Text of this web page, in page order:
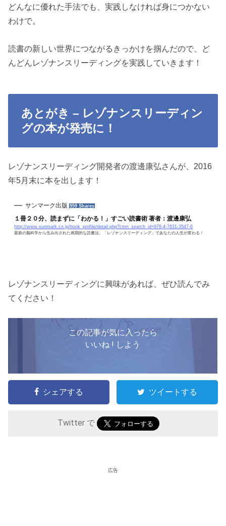
どんなに優れた手法でも、実践しなければ身につかない
わけで。
読書の新しい世界につながるきっかけを掴んだので、ど
んどんレゾナンスリーディングを実践していきます！
あとがき – レゾナンスリーディン
グの本が発売に！
レゾナンスリーディング開発者の渡邊康弘さんが、2016
年5月末に本を出します！
サンマーク出版 959 Shares
１冊２０分、読まずに「わかる！」すごい読書術 著者：渡邊康弘
http://www.sunmark.co.jp/book_profile/detail.php?cmn_search_id=978-4-7631-3547-6
最新の脳科学から生み出された画期的な読書法、「レゾナンスリーディング」であなたの人生が変わる！
レゾナンスリーディングに興味があれば、ぜひ読んでみ
てください！
この記事が気に入ったら
いいね ! しよう
シェアする ツイートする
Twitter で
広告